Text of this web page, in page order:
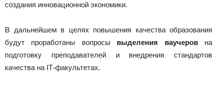
создания инновационной экономики.
В дальнейшем в целях повышения качества образования
будут проработаны вопросы выделения ваучеров на
подготовку преподавателей и внедрения стандартов
качества на ІТ-факультетах.